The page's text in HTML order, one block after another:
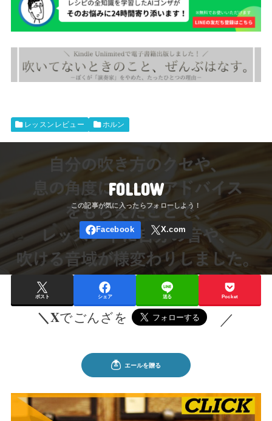
レッスンレビュー ホルン
FOLLOW
ポスト シェア 送る Pocket
＼Xでごんざを ／